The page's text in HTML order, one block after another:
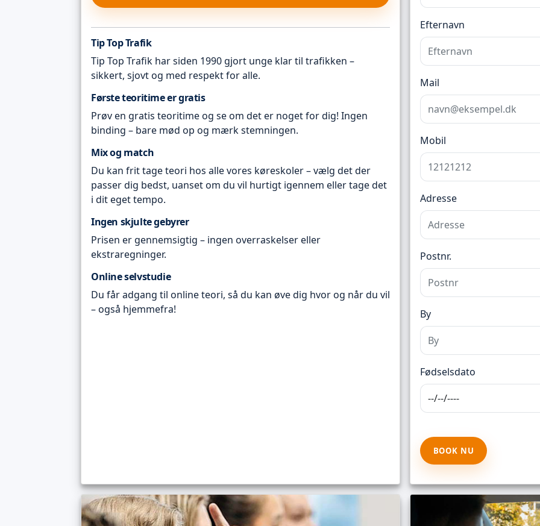
Tip Top Trafik
Tip Top Trafik har siden 1990 gjort unge klar til trafikken –
sikkert, sjovt og med respekt for alle.
Første teoritime er gratis
Prøv en gratis teoritime og se om det er noget for dig! Ingen
binding – bare mød op og mærk stemningen.
Mix og match
Du kan frit tage teori hos alle vores køreskoler – vælg det der
passer dig bedst, uanset om du vil hurtigt igennem eller tage det
i dit eget tempo.
Ingen skjulte gebyrer
Prisen er gennemsigtig – ingen overraskelser eller
ekstraregninger.
Online selvstudie
Du får adgang til online teori, så du kan øve dig hvor og når du vil
– også hjemmefra!
Efternavn
Mail
Mobil
Adresse
Postnr.
By
Fødselsdato
BOOK NU